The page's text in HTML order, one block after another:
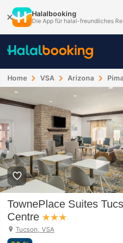
Halalbooking
Die App für halal-freundliches
Home VSA Arizona
TownePlace Suites
Centre
Tucson, VSA